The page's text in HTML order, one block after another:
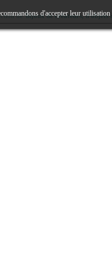
debijoux de créateurs, d'objets
d'accepter leur